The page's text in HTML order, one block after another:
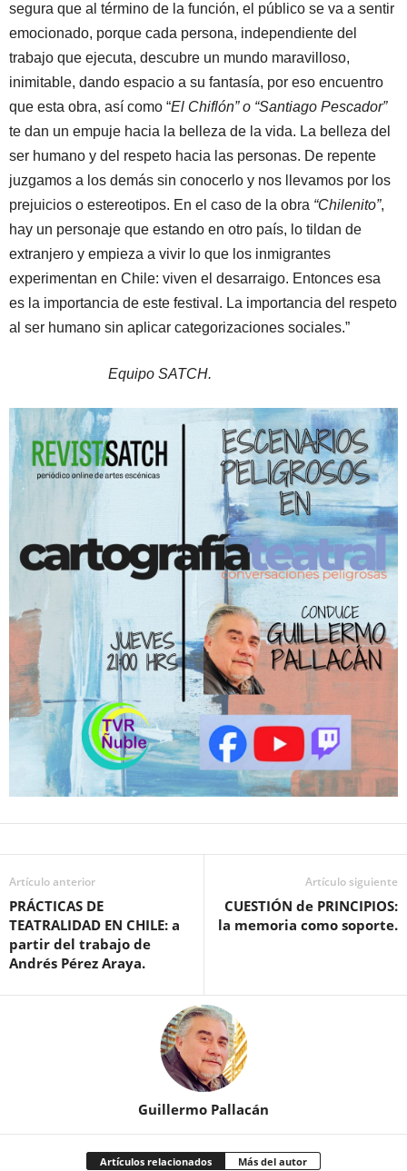
segura que al término de la función, el público se va a sentir
emocionado, porque cada persona, independiente del
trabajo que ejecuta, descubre un mundo maravilloso,
inimitable, dando espacio a su fantasía, por eso encuentro
que esta obra, así como “El Chiflón” o “Santiago Pescador”
te dan un empuje hacia la belleza de la vida. La belleza del
ser humano y del respeto hacia las personas. De repente
juzgamos a los demás sin conocerlo y nos llevamos por los
prejuicios o estereotipos. En el caso de la obra “Chilenito”,
hay un personaje que estando en otro país, lo tildan de
extranjero y empieza a vivir lo que los inmigrantes
experimentan en Chile: viven el desarraigo. Entonces esa
es la importancia de este festival. La importancia del respeto
al ser humano sin aplicar categorizaciones sociales.”
Equipo SATCH.
Artículo anterior
PRÁCTICAS DE
TEATRALIDAD EN CHILE: a
partir del trabajo de
Andrés Pérez Araya.
Artículo siguiente
CUESTIÓN de PRINCIPIOS:
la memoria como soporte.
Guillermo Pallacán
Artículos relacionados Más del autor